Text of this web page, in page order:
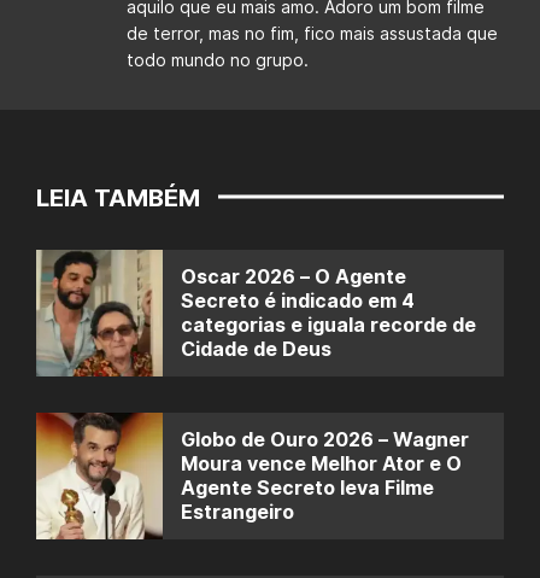
aquilo que eu mais amo. Adoro um bom filme
de terror, mas no fim, fico mais assustada que
todo mundo no grupo.
LEIA TAMBÉM
Oscar 2026 – O Agente
Secreto é indicado em 4
categorias e iguala recorde de
Cidade de Deus
Globo de Ouro 2026 – Wagner
Moura vence Melhor Ator e O
Agente Secreto leva Filme
Estrangeiro